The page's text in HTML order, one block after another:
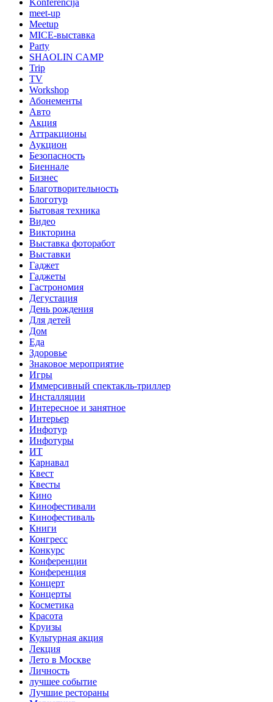
meet-up
Meetup
MICE-выставка
Party
SHAOLIN CAMP
Trip
TV
Workshop
Абонементы
Авто
Акция
Аттракционы
Аукцион
Безопасность
Биеннале
Бизнес
Благотворительность
Блоготур
Бытовая техника
Видео
Викторина
Выставка фоторабот
Выставки
Гаджет
Гаджеты
Гастрономия
Дегустация
День рождения
Для детей
Дом
Еда
Здоровье
Знаковое мероприятие
Игры
Иммерсивный спектакль-триллер
Инсталляции
Интересное и занятное
Интерьер
Инфотур
Инфотуры
ИТ
Карнавал
Квест
Квесты
Кино
Кинофестивали
Кинофестиваль
Книги
Конгресс
Конкурс
Конференции
Конференция
Концерт
Концерты
Косметика
Красота
Круизы
Культурная акция
Лекция
Лето в Москве
Личность
лучшее событие
Лучшие рестораны